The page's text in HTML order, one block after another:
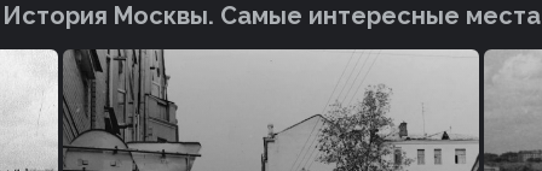
История Москвы. Cамые интересные места